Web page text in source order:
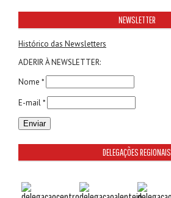
NEWSLETTER
Histórico das Newsletters
ADERIR À NEWSLETTER:
Nome *
E-mail *
DELEGAÇÕES REGIONAIS